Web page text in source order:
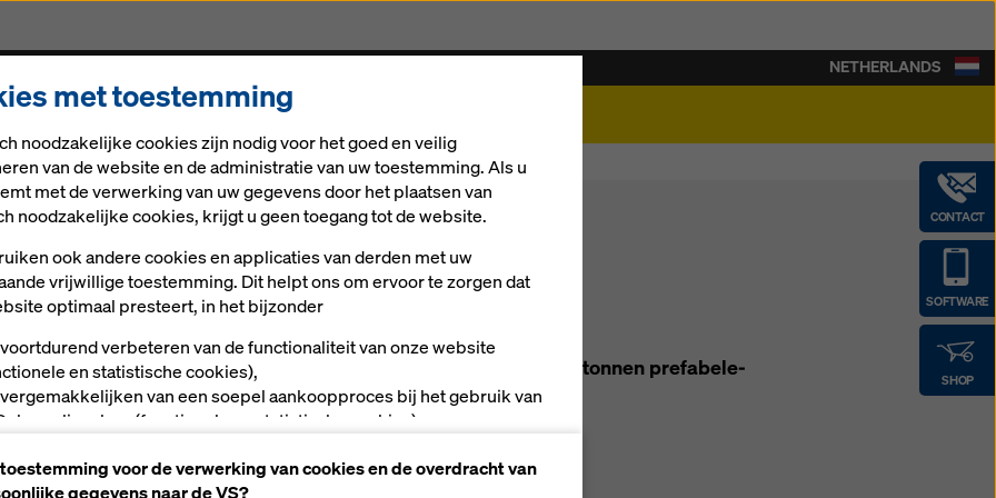
Digitale oplossingen
CONTACT
SOFTWARE
SHOP
NETHERLANDS
infrastructurele projecten Brugbekisting ParaTop
ParaTop
voor sa­men­ge­s­tel­de brug­gen en brug­gen van be­ton­nen pre­fa­b­ele­
met toestemming
noodzakelijke cookies zijn nodig voor het goed en veilig
van de website en de administratie van uw toestemming. Als u
met de verwerking van uw gegevens door het plaatsen van
noodzakelijke cookies, krijgt u geen toegang tot de website.
ook andere cookies en applicaties van derden met uw
vrijwillige toestemming. Dit helpt ons om ervoor te zorgen dat
optimaal presteert, in het bijzonder
verbeteren van de functionaliteit van onze website
en statistische cookies),
van een soepel aankoopproces bij het gebruik van
onlineshop (functionele en statistische cookies),
voor de verwerking van cookies en de overdracht van
gegevens naar de VS?